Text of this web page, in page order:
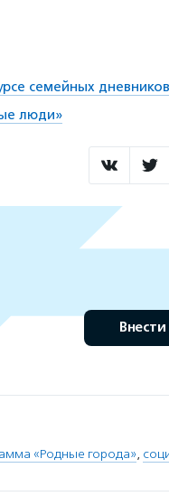
семейных дневников
люди»
«Родные города»,